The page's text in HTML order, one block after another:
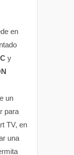
en
y
un
para
TV, en
una